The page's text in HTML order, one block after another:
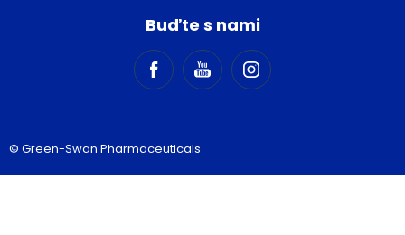
Buďte s nami
© Green-Swan Pharmaceuticals